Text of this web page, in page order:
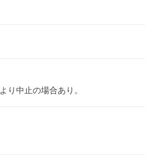
中止の場合あり。